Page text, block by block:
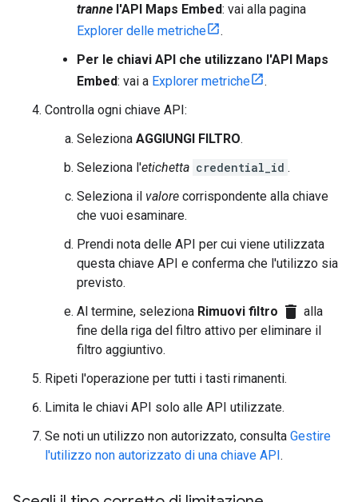
tranne l'API Maps Embed: vai alla pagina
Explorer delle metriche
.
Per le chiavi API che utilizzano l'API Maps
Embed: vai a Explorer metriche
.
Controlla ogni chiave API:
Seleziona AGGIUNGI FILTRO.
Seleziona l'etichetta credential_id .
Seleziona il valore corrispondente alla chiave
che vuoi esaminare.
Prendi nota delle API per cui viene utilizzata
questa chiave API e conferma che l'utilizzo sia
previsto.
Al termine, seleziona Rimuovi filtro delete alla
fine della riga del filtro attivo per eliminare il
filtro aggiuntivo.
Ripeti l'operazione per tutti i tasti rimanenti.
Limita le chiavi API solo alle API utilizzate.
Se noti un utilizzo non autorizzato, consulta Gestire
l'utilizzo non autorizzato di una chiave API.